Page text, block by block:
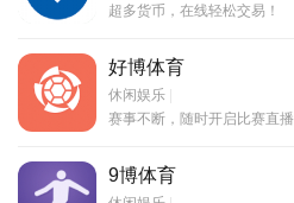
超多货币，在线轻松交易！
好博体育
休闲娱乐 |
赛事不断，随时开启比赛直播
9博体育